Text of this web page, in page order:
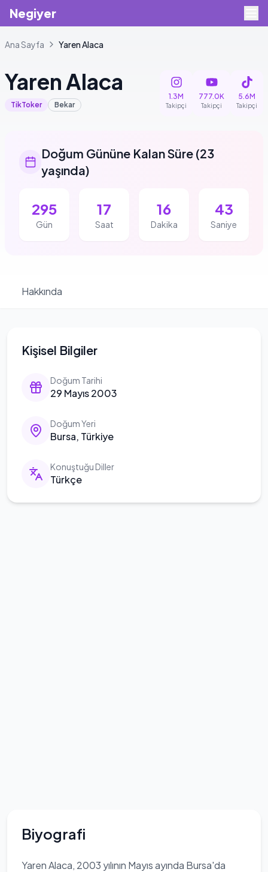
Negiyer
Ana Sayfa YarenAlaca
YarenAlaca
TikToker Bekar
1.3M
Takipçi
777.0K
Takipçi
5.6M
Takipçi
Doğum Gününe Kalan Süre (23
yaşında)
295
Gün
17
Saat
16
Dakika
42
Saniye
Hakkında
Kişisel Bilgiler
Doğum Tarihi
29 Mayıs 2003
Doğum Yeri
Bursa, Türkiye
Konuştuğu Diller
Türkçe
Biyografi
Yaren Alaca, 2003 yılının Mayıs ayında Bursa'da